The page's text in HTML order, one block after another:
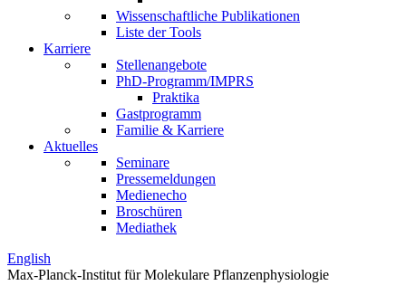
Wissenschaftliche Publikationen
Liste der Tools
Karriere
Stellenangebote
PhD-Programm/IMPRS
Praktika
Gastprogramm
Familie & Karriere
Aktuelles
Seminare
Pressemeldungen
Medienecho
Broschüren
Mediathek
English
Max-Planck-Institut für Molekulare Pflanzenphysiologie